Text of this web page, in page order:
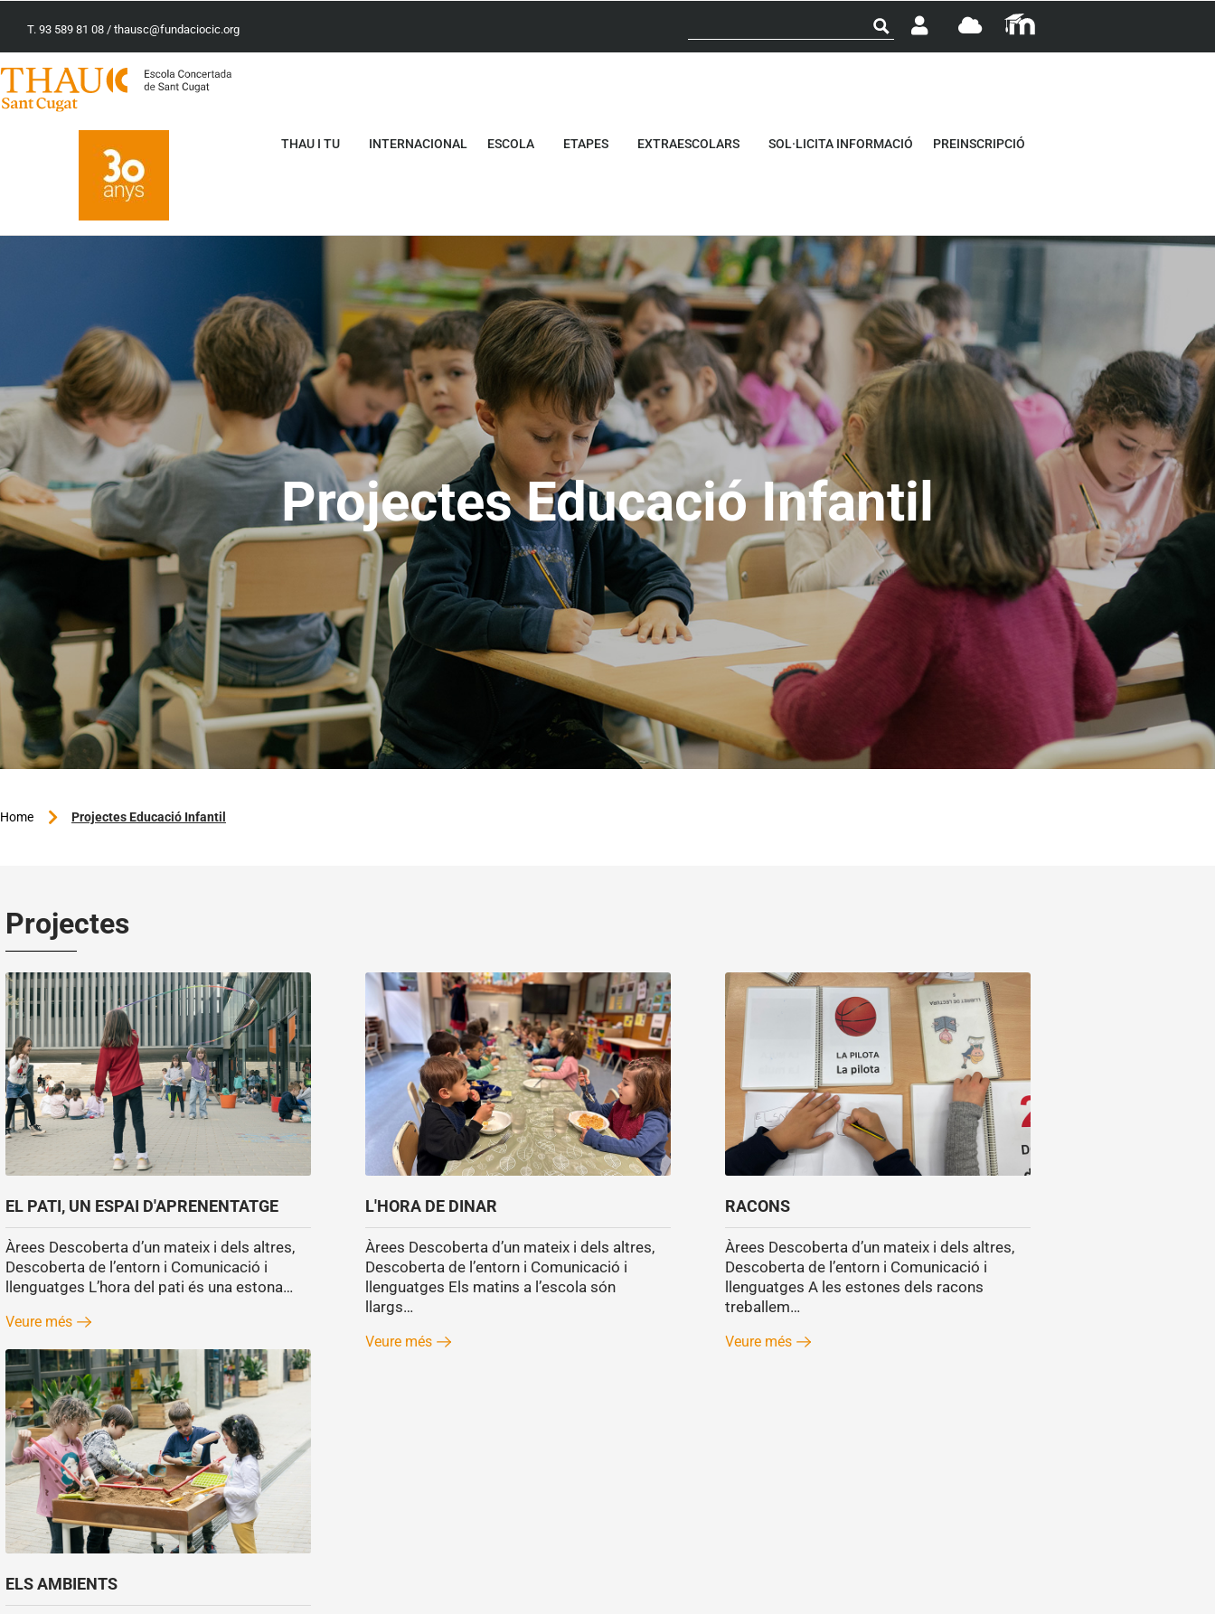
T. 93 589 81 08 / thausc@fundaciocic.org
THAU I TU INTERNACIONAL ESCOLA ETAPES EXTRAESCOLARS SOL·LICITA INFORMACIÓ PREINSCRIPCIÓ
Projectes Educació Infantil
Home Projectes Educació Infantil
Projectes
EL PATI, UN ESPAI D'APRENENTATGE
Àrees Descoberta d’un mateix i dels altres,
Descoberta de l’entorn i Comunicació i
llenguatges L’hora del pati és una estona…
Veure més
L'HORA DE DINAR
Àrees Descoberta d’un mateix i dels altres,
Descoberta de l’entorn i Comunicació i
llenguatges Els matins a l’escola són
llargs…
Veure més
RACONS
Àrees Descoberta d’un mateix i dels altres,
Descoberta de l’entorn i Comunicació i
llenguatges A les estones dels racons
treballem…
Veure més
ELS AMBIENTS